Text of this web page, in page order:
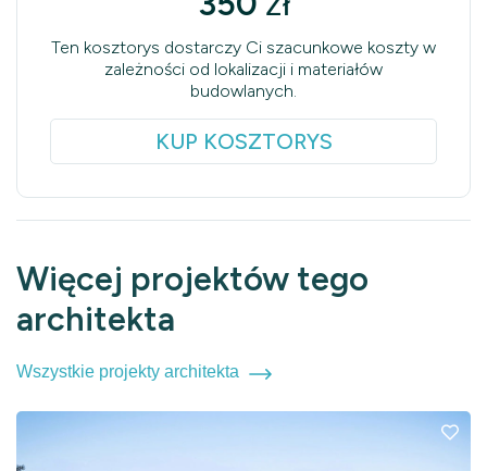
Ten kosztorys dostarczy Ci szacunkowe koszty w
zależności od lokalizacji i materiałów
budowlanych.
KUP KOSZTORYS
Więcej projektów tego
architekta
Wszystkie projekty architekta